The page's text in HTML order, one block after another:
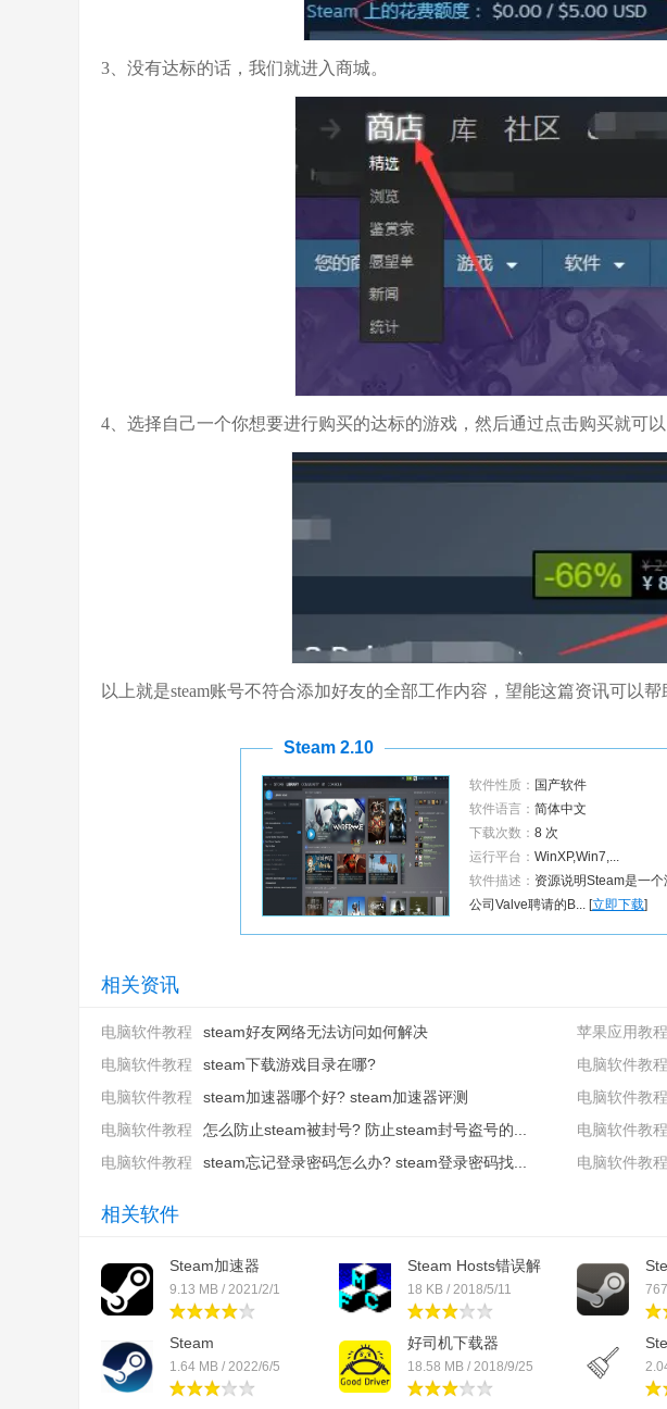
3、没有达标的话，我们就进入商城。
4、选择自己一个你想要进行购买的达标的游戏，然后通过点击购买就可以
以上就是steam账号不符合添加好友的全部工作内容，望能这篇资讯可以
Steam 2.10
软件性质： 国产软件
软件语言： 简体中文
下载次数： 8 次
运行平台： WinXP,Win7,...
软件描述： 资源说明Steam是一
公司Valve聘请的B... [立即下载]
相关资讯
电脑软件教程 steam好友网络无法访问如何解决 苹果应用教程
电脑软件教程
steam下载游戏目录在哪? 电脑软件教程
电脑软件教程
steam加速器哪个好? steam加速器评测 电脑软件教程
电脑软件教程
怎么防止steam被封号? 防止steam封号盗号的... 电脑软件教程
电脑软件教程
steam忘记登录密码怎么办? steam登录密码找... 电脑软件教程
相关软件
Steam加速器
9.13 MB / 2021/2/1
Steam Hosts错误解
决测...
18 KB / 2018/5/11
锁
Steam
1.64 MB / 2022/6/5
好司机下载器
18.58 MB / 2018/9/25